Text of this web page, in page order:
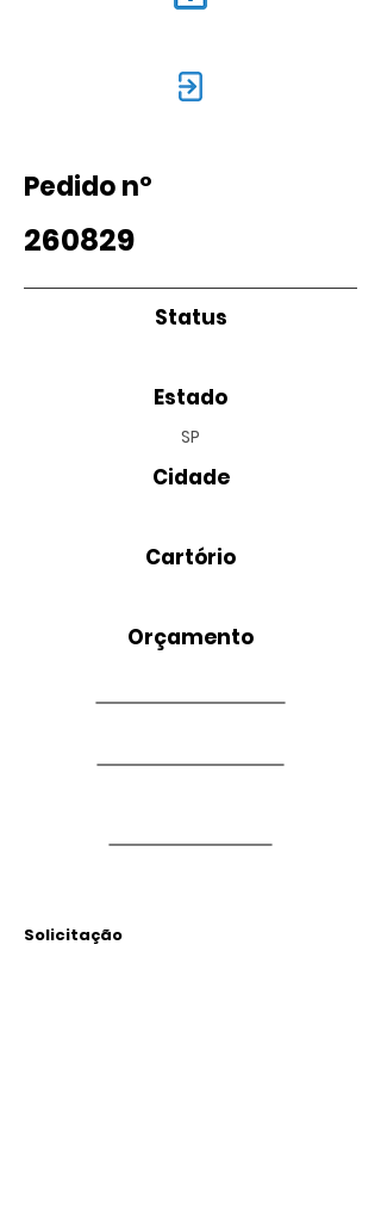
Pedido nº
260829
Status
Estado
SP
Cidade
Cartório
Orçamento
Solicitação